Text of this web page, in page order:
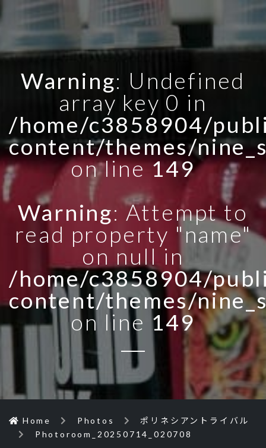
Warning: Undefined
array key 0 in
/home/c3858904/
content/themes/
on line149
Warning: Attempt to
read property "name"
on null in
/home/c3858904/
content/themes/
on line 149
Home Photos
ポリネシアントライバル
Photoroom_20250714_020708